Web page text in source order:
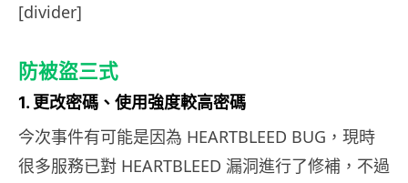
[divider]
防被盜三式
1. 更改密碼、使用強度較高密碼
今次事件有可能是因為 HEARTBLEED BUG，現時
很多服務已對 HEARTBLEED 漏洞進行了修補，不過